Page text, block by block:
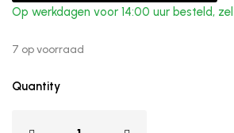
Op werkdagen voor 14:00 uur besteld,
7 op voorraad
Quantity